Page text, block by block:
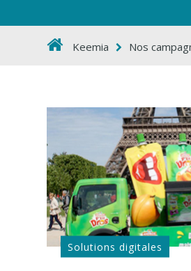
Keemia Nos
Solutions digitales